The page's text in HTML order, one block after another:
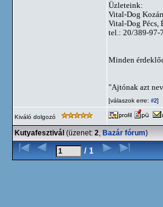
Üzleteink:
Vital-Dog
Vital-Dog Pécs,
tel.: 20/389-97-
Minden
"Ajtónak azt
[válaszok erre: #2]
Kiváló dolgozó
Kutyafesztivál (üzenet: 2, Bazár fórum)
/ 1